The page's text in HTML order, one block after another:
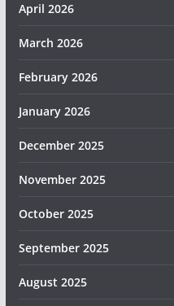
April 2026
March 2026
February 2026
January 2026
December 2025
November 2025
October 2025
September 2025
August 2025